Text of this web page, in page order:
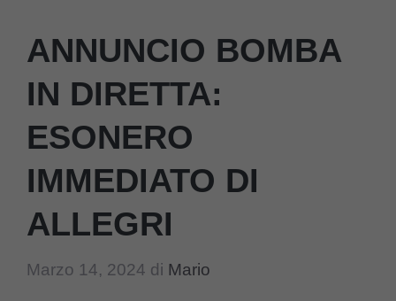
ANNUNCIO BOMBA
IN DIRETTA:
ESONERO
IMMEDIATO DI
ALLEGRI
Marzo 14, 2024 di Mario